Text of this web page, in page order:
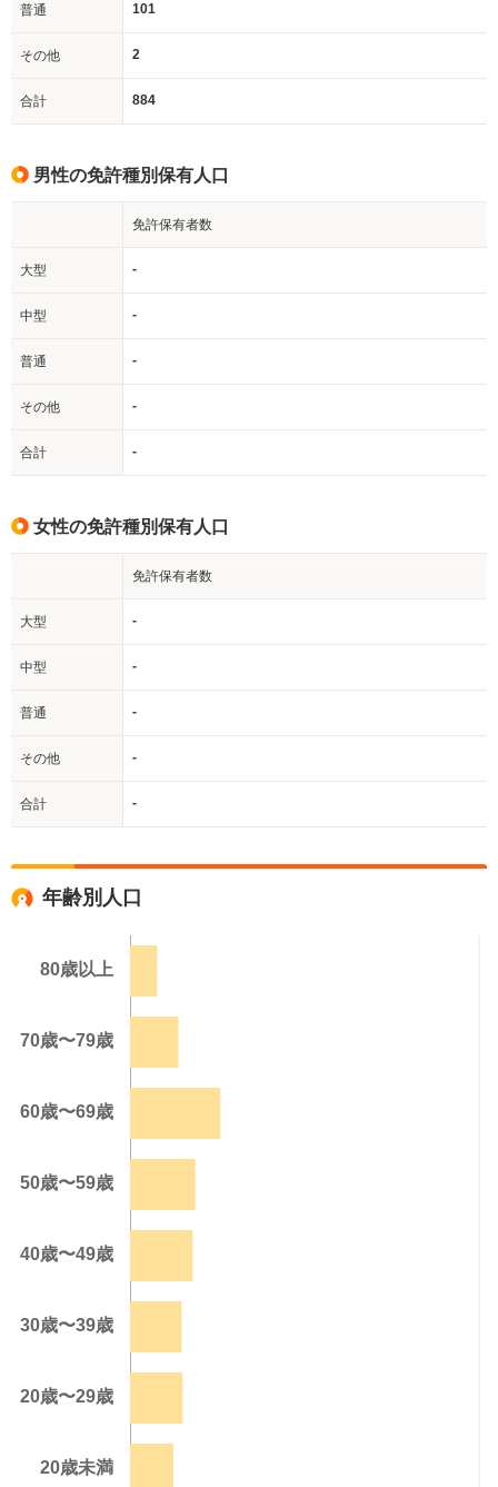
普通 101
その他 2
合計 884
男性の免許種別保有人口
免許保有者数
大型 -
中型 -
普通 -
その他 -
合計 -
女性の免許種別保有人口
免許保有者数
大型 -
中型 -
普通 -
その他 -
合計 -
年齢別人口